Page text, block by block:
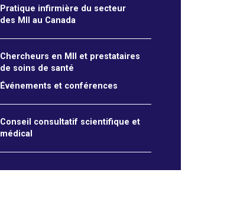
Pratique infirmière du secteur
des MII au Canada
Chercheurs en MII et prestataires
de soins de santé
Événements et conférences
Conseil consultatif scientifique et
médical